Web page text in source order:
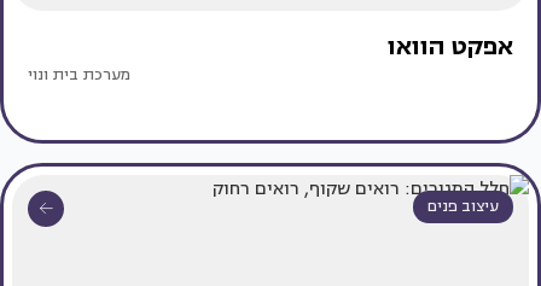
אפקט הוואו
מערכת בית ונוי
עיצוב פנים